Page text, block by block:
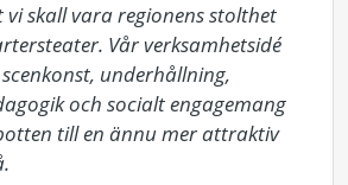
skall vara regionens stolthet
Vår verksamhetsidé
underhållning,
och socialt engagemang
till en ännu mer attraktiv